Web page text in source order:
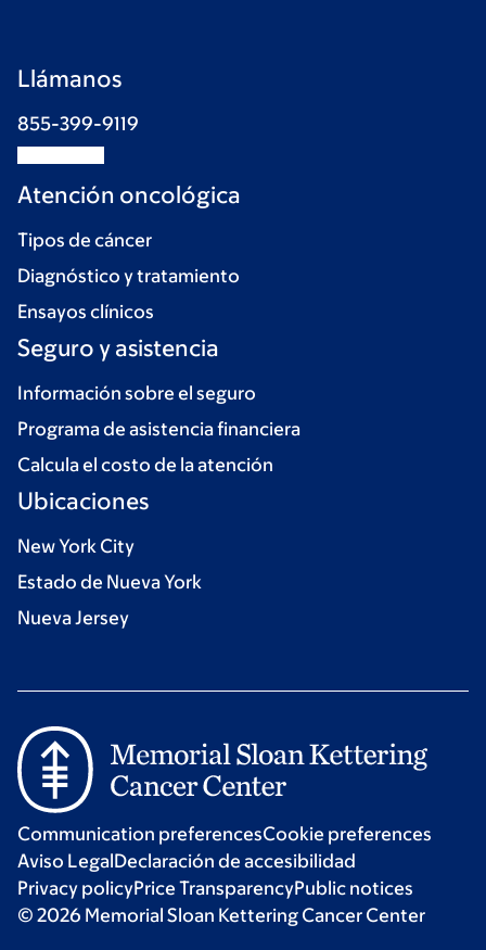
Llámanos
855-399-9119
Atención oncológica
Tipos de cáncer
Diagnóstico y tratamiento
Ensayos clínicos
Seguro y asistencia
Información sobre el seguro
Programa de asistencia financiera
Calcula el costo de la atención
Ubicaciones
New York City
Estado de Nueva York
Nueva Jersey
Communication preferencesCookie preferences
Aviso LegalDeclaración de accesibilidad
Privacy policyPrice TransparencyPublic notices
© 2026 Memorial Sloan Kettering Cancer Center